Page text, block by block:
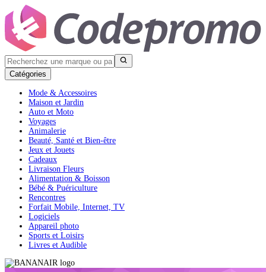
Catégories
Mode & Accessoires
Maison et Jardin
Auto et Moto
Voyages
Animalerie
Beauté, Santé et Bien-être
Jeux et Jouets
Cadeaux
Livraison Fleurs
Alimentation & Boisson
Bébé & Puériculture
Rencontres
Forfait Mobile, Internet, TV
Logiciels
Appareil photo
Sports et Loisirs
Livres et Audible